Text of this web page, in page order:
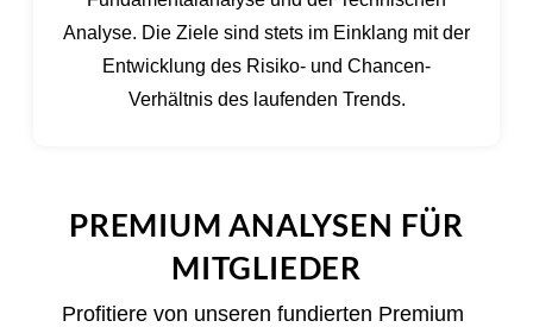
Analyse. Die Ziele sind stets im Einklang mit der
Entwicklung des Risiko- und Chancen-
Verhältnis des laufenden Trends.
PREMIUM ANALYSEN FÜR
MITGLIEDER
Profitiere von unseren fundierten Premium